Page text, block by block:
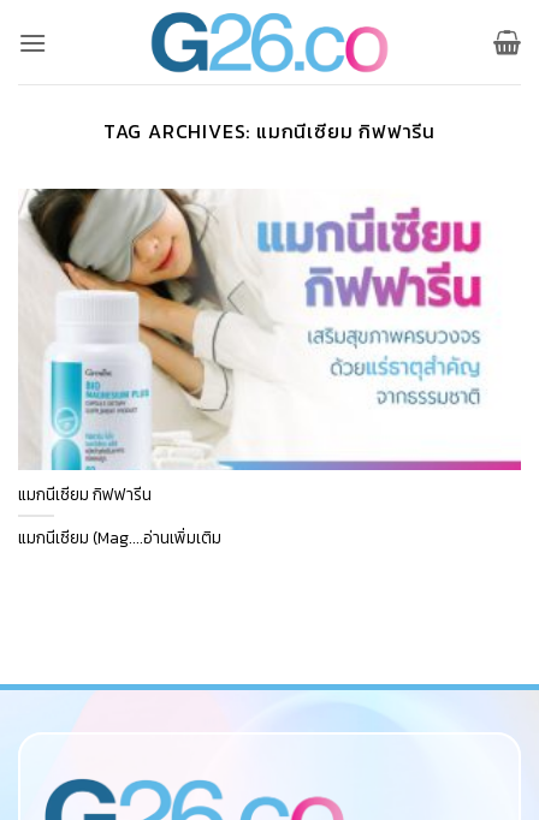
TAG ARCHIVES: แมกนีเซียม กิฟฟารีน
แมกนีเซียม กิฟฟารีน
แมกนีเซียม (Mag....อ่านเพิ่มเติม